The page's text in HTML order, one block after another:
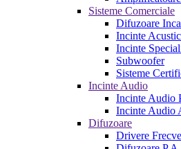
Sisteme Comerciale
Difuzoare
Incinte
Incinte
Subwoofer
Sisteme
Incinte Audio
Incinte Audio
Incinte Audio
Difuzoare
Drivere